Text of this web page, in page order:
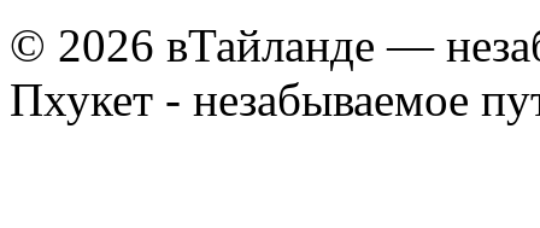
© 2026 вТайланде —
Пхукет - незабываемое